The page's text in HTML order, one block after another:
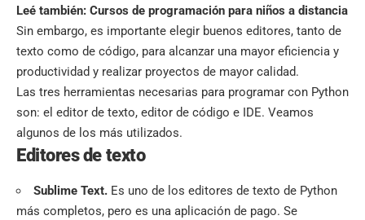
Leé también: Cursos de programación para niños a distancia
Sin embargo, es importante elegir buenos editores, tanto de
texto como de código, para alcanzar una mayor eficiencia y
productividad y realizar proyectos de mayor calidad.
Las tres herramientas necesarias para programar con Python
son: el editor de texto, editor de código e IDE. Veamos
algunos de los más utilizados.
Editores de texto
Sublime Text. Es uno de los editores de texto de Python
más completos, pero es una aplicación de pago. Se